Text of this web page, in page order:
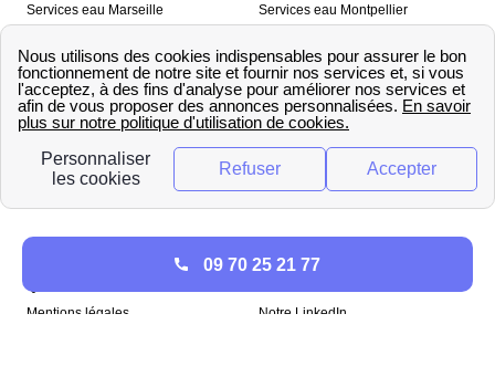
Services eau Marseille
Services eau Toulon
Services eau Montpellier
Services eau Strasbourg
Nos outils
🛁 Simulateur consommation eau
💧 Comparer les fournisseurs
d’eau
Qui sommes-nous ?
Mentions légales
Notre LinkedIn
09 70 25 21 77